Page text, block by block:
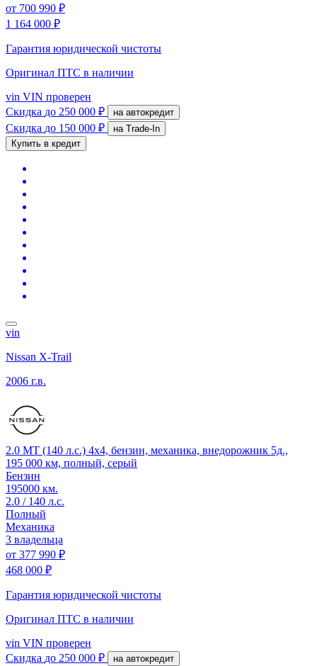
от 700 990 ₽
1 164 000 ₽
Гарантия юридической чистоты
Оригинал ПТС в наличии
vin VIN проверен
Скидка до 250 000 ₽ на автокредит
Скидка до 150 000 ₽
на Trade-In
Купить в кредит
vin
Nissan X-Trail
2006 г.в.
2.0 MT (140 л.с.) 4x4, бензин, механика, внедорожник 5д.,
195 000 км, полный, серый
Бензин
195000 км.
2.0 / 140 л.с.
Полный
Механика
3 владельца
от 377 990 ₽
468 000 ₽
Гарантия юридической чистоты
Оригинал ПТС в наличии
vin VIN проверен
Скидка до 250 000 ₽ на автокредит